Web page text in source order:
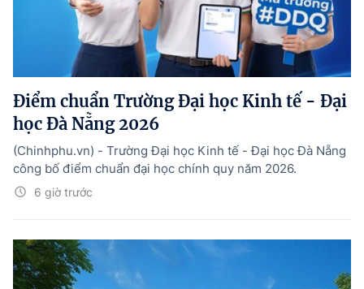
Điểm chuẩn Trường Đại học Kinh tế - Đại
học Đà Nẵng 2026
6 giờ trước
(Chinhphu.vn) - Trường Đại học Kinh tế - Đại học Đà Nẵng
công bố điểm chuẩn đại học chính quy năm 2026.